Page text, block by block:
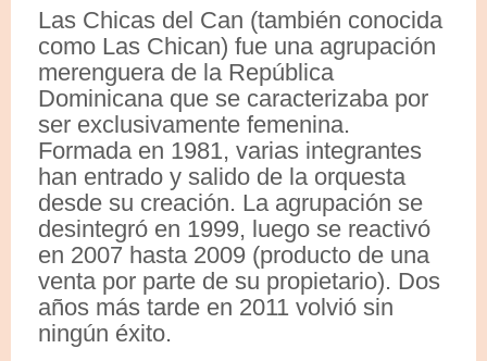
Las Chicas del Can (también conocida
como Las Chican) fue una agrupación
merenguera de la República
Dominicana que se caracterizaba por
ser exclusivamente femenina.
Formada en 1981, varias integrantes
han entrado y salido de la orquesta
desde su creación. La agrupación se
desintegró en 1999, luego se reactivó
en 2007 hasta 2009 (producto de una
venta por parte de su propietario). Dos
años más tarde en 2011 volvió sin
ningún éxito.